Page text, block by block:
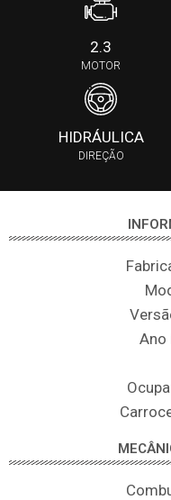
2.3
MOTOR
HIDRÁULICA
DIREÇÃO
Ano